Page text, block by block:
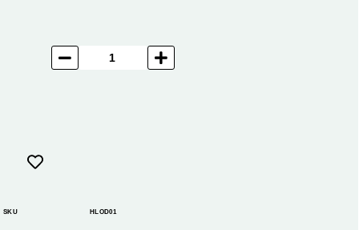
SKU HLOD01